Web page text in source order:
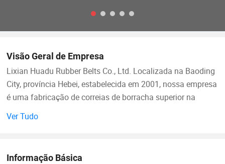
Visão Geral de Empresa
Lixian Huadu Rubber Belts Co., Ltd. Localizada na Baoding
City, província Hebei, estabelecida em 2001, nossa empresa
é uma fabricação de correias de borracha superior na
Ver Tudo
Informação Básica